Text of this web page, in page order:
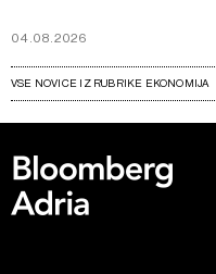
04.08.2026
VSE NOVICE IZ RUBRIKE EKONOMIJA